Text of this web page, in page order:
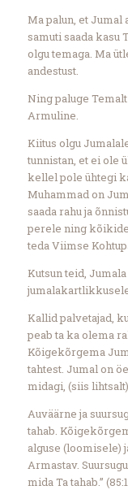
Ma palun, et Jumal
samuti saada kasu
olgu temaga. Ma
andestust.
Ning paluge
Armuline.
Kiitus olgu
tunnistan, et ei ole
kellel pole ühtegi
Muhammad on
saada rahu ja
perele ning
teda Viimse
Kutsun teid,
Kallid palvetajad,
peab ta ka olema
Kõigekõrgema
tahtest. Jumal on
midagi, (siis lihtsalt)
Auväärne ja
tahab.
alguse (loomisele)
Armastav.
mida Ta tahab.”